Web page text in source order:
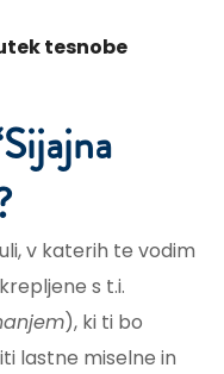
tesnobe
v katerih te vodim
s t.i.
), ki ti bo
lastne miselne in